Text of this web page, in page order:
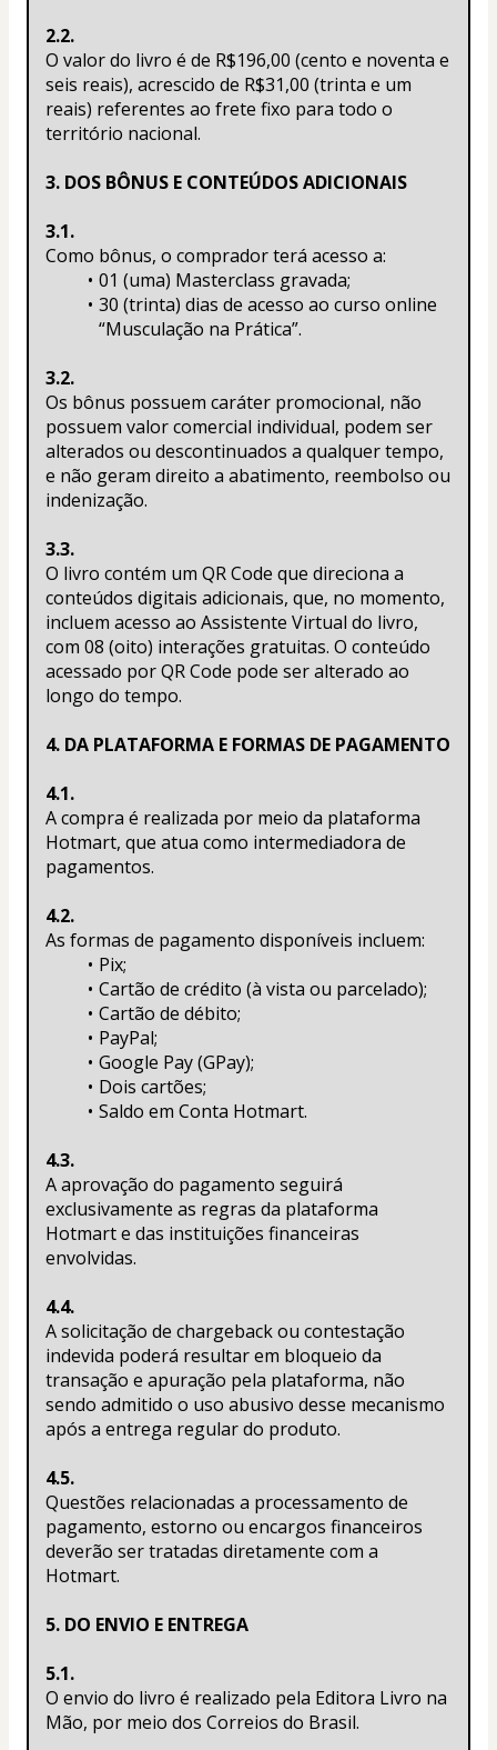
2.2.
O valor do livro é de R$196,00 (cento e noventa e
seis reais), acrescido de R$31,00 (trinta e um
reais) referentes ao frete fixo para todo o
território nacional.
3. DOS BÔNUS E CONTEÚDOS ADICIONAIS
3.1.
Como bônus, o comprador terá acesso a:
01 (uma) Masterclass gravada;
30 (trinta) dias de acesso ao curso online
“Musculação na Prática”.
3.2.
Os bônus possuem caráter promocional, não
possuem valor comercial individual, podem ser
alterados ou descontinuados a qualquer tempo,
e não geram direito a abatimento, reembolso ou
indenização.
3.3.
O livro contém um QR Code que direciona a
conteúdos digitais adicionais, que, no momento,
incluem acesso ao Assistente Virtual do livro,
com 08 (oito) interações gratuitas. O conteúdo
acessado por QR Code pode ser alterado ao
longo do tempo.
4. DA PLATAFORMA E FORMAS DE PAGAMENTO
4.1.
A compra é realizada por meio da plataforma
Hotmart, que atua como intermediadora de
pagamentos.
4.2.
As formas de pagamento disponíveis incluem:
Pix;
Cartão de crédito (à vista ou parcelado);
Cartão de débito;
PayPal;
Google Pay (GPay);
Dois cartões;
Saldo em Conta Hotmart.
4.3.
A aprovação do pagamento seguirá
exclusivamente as regras da plataforma
Hotmart e das instituições financeiras
envolvidas.
4.4.
A solicitação de chargeback ou contestação
indevida poderá resultar em bloqueio da
transação e apuração pela plataforma, não
sendo admitido o uso abusivo desse mecanismo
após a entrega regular do produto.
4.5.
Questões relacionadas a processamento de
pagamento, estorno ou encargos financeiros
deverão ser tratadas diretamente com a
Hotmart.
5. DO ENVIO E ENTREGA
5.1.
O envio do livro é realizado pela Editora Livro na
Mão, por meio dos Correios do Brasil.